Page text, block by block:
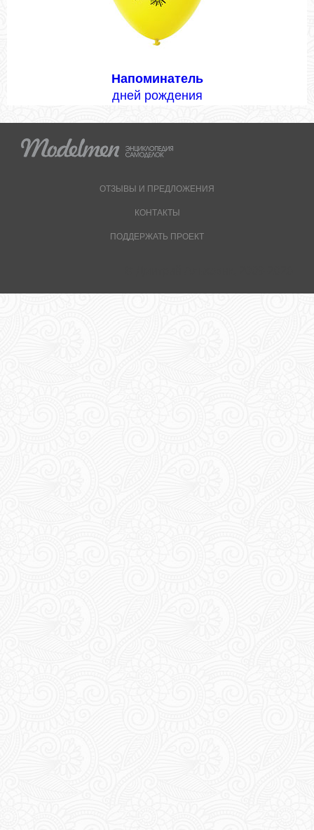
Напоминатель
дней рождения
ОТЗЫВЫ И ПРЕДЛОЖЕНИЯ
КОНТАКТЫ
ПОДДЕРЖАТЬ ПРОЕКТ